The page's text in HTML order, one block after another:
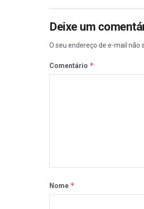
Deixe um
O seu endereço de e-mail não
Comentário *
Nome *